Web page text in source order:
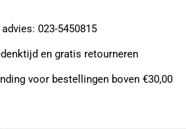
023-5450815
en gratis retourneren
voor bestellingen boven €30,00